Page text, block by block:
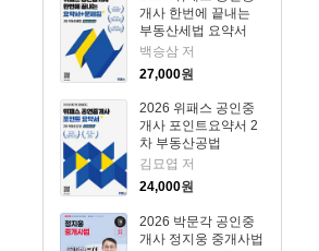
개사 한번에 끝내는
부동산세법 요약서
+문제집
백승삼 저
27,000원
2026 위패스 공인중
개사 포인트요약서 2
차 부동산공법
김묘엽 저
24,000원
2026 박문각 공인중
개사 정지웅 중개사법